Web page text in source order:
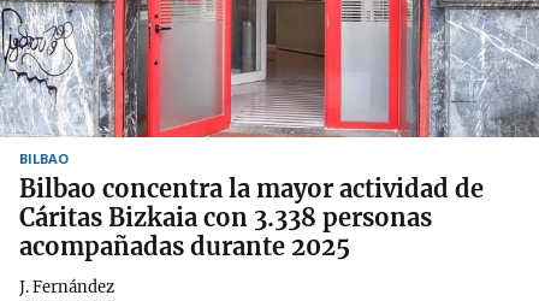
BILBAO
Bilbao concentra la mayor actividad de
Cáritas Bizkaia con 3.338 personas
acompañadas durante 2025
J. Fernández